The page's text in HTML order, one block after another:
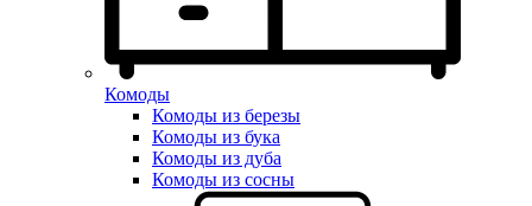
Комоды
Комоды из березы
Комоды из бука
Комоды из дуба
Комоды из сосны